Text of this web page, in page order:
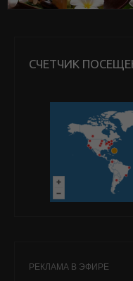
СЧЕТЧИК
РЕКЛАМА В ЭФИРЕ